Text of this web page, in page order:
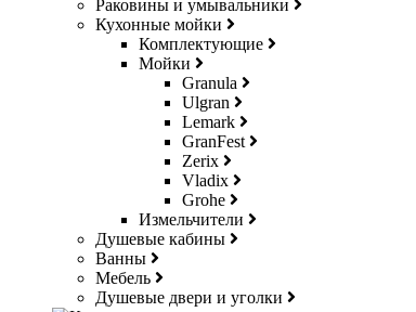
Раковины и умывальники
Кухонные мойки
Комплектующие
Мойки
Granula
Ulgran
Lemark
GranFest
Zerix
Vladix
Grohe
Измельчители
Душевые кабины
Ванны
Мебель
Душевые двери и уголки